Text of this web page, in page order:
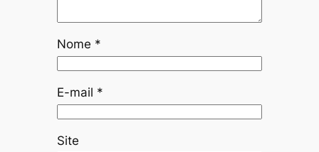
Nome *
E-mail *
Site